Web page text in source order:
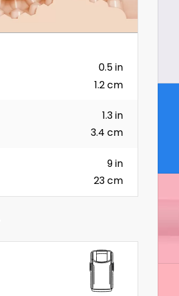
0.5 in
1.2 cm
1.3 in
3.4 cm
9 in
23 cm